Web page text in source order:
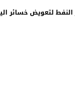
النفط لتعويض خسائر